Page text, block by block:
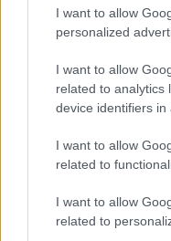
I want to allow
personalized
I want to allow
related to analytics
device identifiers in
I want to allow
related to
I want to allow
related to
„AZ EMBERT
ZÁRT